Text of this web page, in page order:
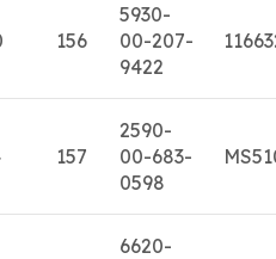
156
5930-
00-207-
9422
157
2590-
00-683-
0598
6620-